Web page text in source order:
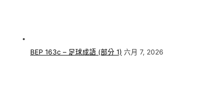
BEP 163c – 足球成語 (部分 1) 六月 7, 2026